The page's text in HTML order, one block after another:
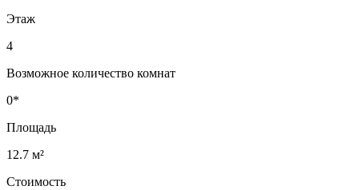
Этаж
4
Возможное количество комнат
0*
Площадь
12.7 м²
Стоимость